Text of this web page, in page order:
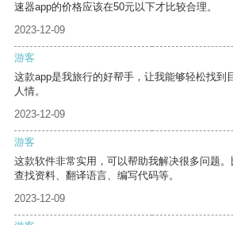
速器app的价格应该在50元以下才比较合理。
2023-12-09
游客
这款app是我旅行的好帮手，让我能够轻松找到
人情。
2023-12-09
游客
这款软件非常实用，可以帮助我解决很多问题
查找资料、翻译语言、编写代码等。
2023-12-09